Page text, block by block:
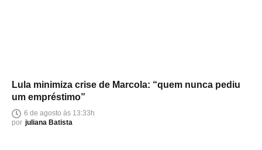
Lula minimiza crise de Marcola: “quem nunca pediu
um empréstimo”
6 de agosto às 13:33h
por juliana Batista